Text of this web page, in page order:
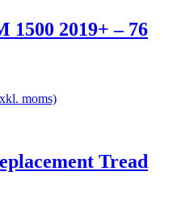
1500 2019+ – 76
moms)
Tread